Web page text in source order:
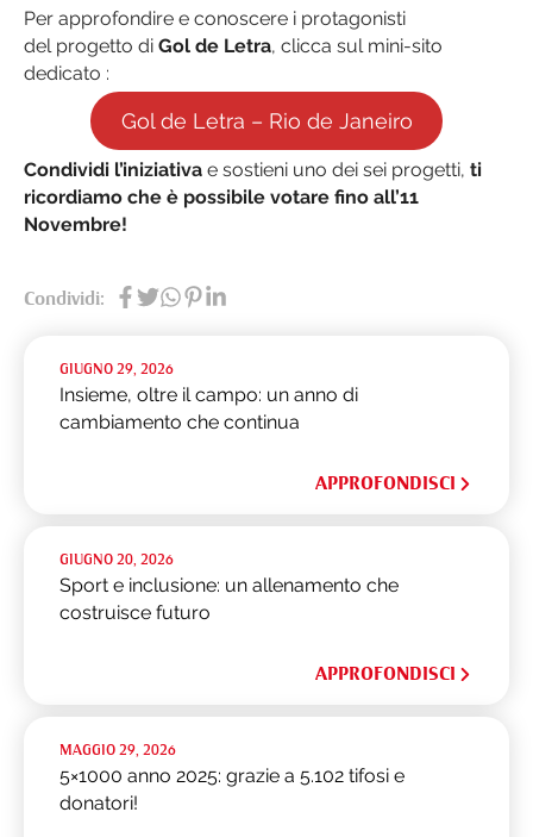
Per approfondire e conoscere i protagonisti
del progetto di Gol de Letra, clicca sul mini-sito
dedicato :
Gol de Letra – Rio de Janeiro
Condividi l’iniziativa e sostieni uno dei sei progetti, ti
ricordiamo che è possibile votare fino all’11
Novembre!
Condividi:
GIUGNO 29, 2026
Insieme, oltre il campo: un anno di
cambiamento che continua
APPROFONDISCI
GIUGNO 20, 2026
Sport e inclusione: un allenamento che
costruisce futuro
APPROFONDISCI
MAGGIO 29, 2026
5×1000 anno 2025: grazie a 5.102 tifosi e
donatori!